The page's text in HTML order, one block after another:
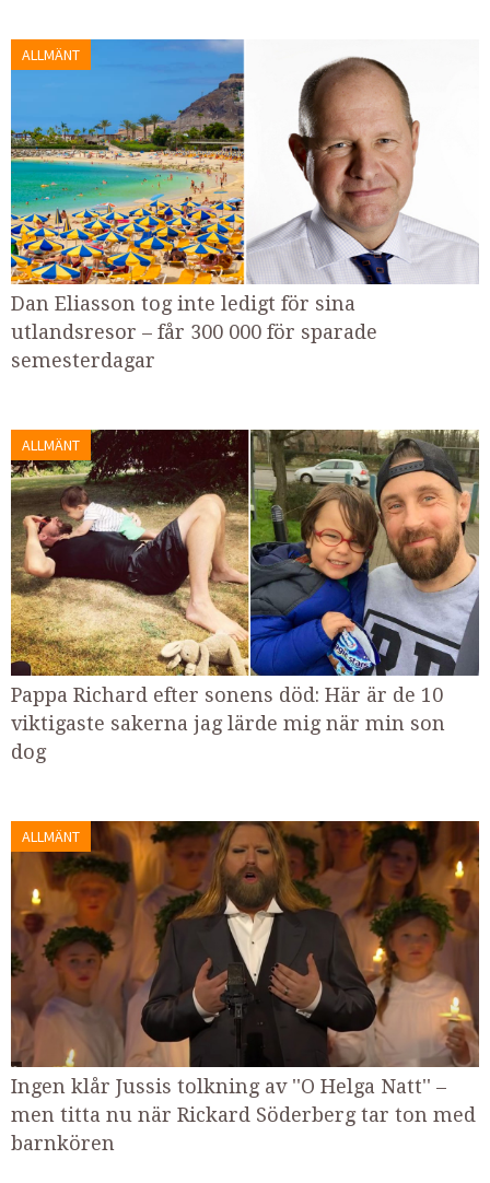
ALLMÄNT
Dan Eliasson tog inte ledigt för sina
utlandsresor – får 300 000 för sparade
semesterdagar
ALLMÄNT
Pappa Richard efter sonens död: Här är de 10
viktigaste sakerna jag lärde mig när min son
dog
ALLMÄNT
Ingen klår Jussis tolkning av ''O Helga Natt'' –
men titta nu när Rickard Söderberg tar ton med
barnkören